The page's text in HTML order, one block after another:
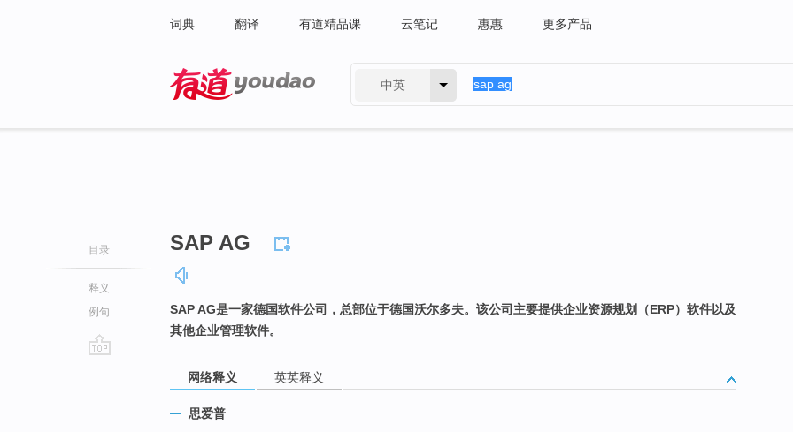
词典 翻译 有道精品课 云笔记 惠惠 更多产品
中英
目录
释义
例句
SAP AG
SAP AG是一家德国软件公司，总部位于德国沃尔多夫。该公司主要提供企业资源规划（ERP）软件以及
其他企业管理软件。
网络释义 英英释义
思爱普